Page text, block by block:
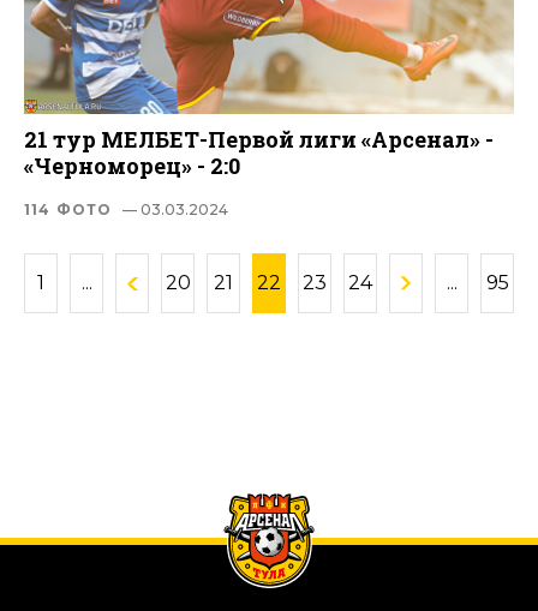
21 тур МЕЛБЕТ-Первой лиги «Арсенал» -
«Черноморец» - 2:0
114 ФОТО — 03.03.2024
1 ... 20 21 22 23 24 ... 95